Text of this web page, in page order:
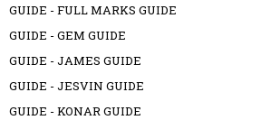
GUIDE - FULL MARKS GUIDE
GUIDE - GEM GUIDE
GUIDE - JAMES GUIDE
GUIDE - JESVIN GUIDE
GUIDE - KONAR GUIDE